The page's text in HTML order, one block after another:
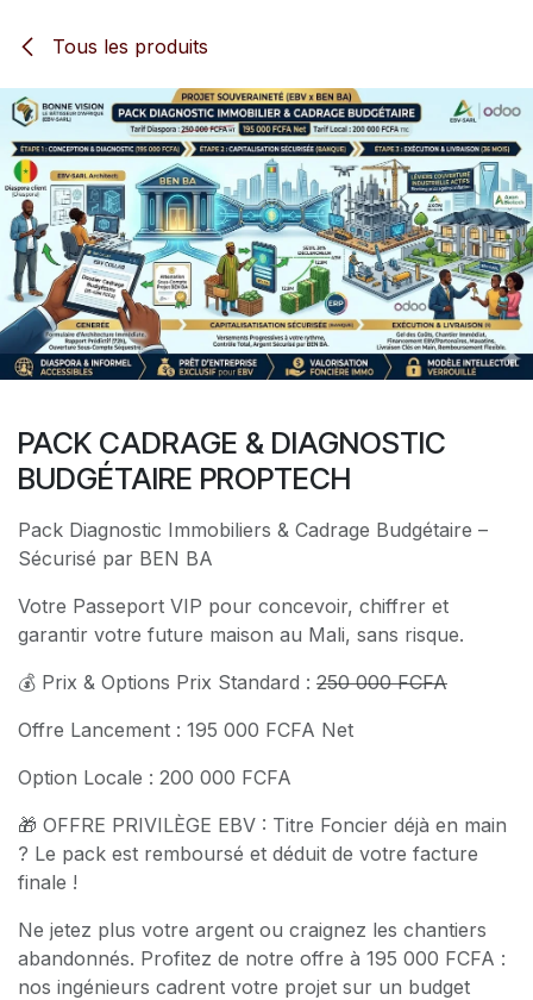
Tous les produits
PACK CADRAGE & DIAGNOSTIC
BUDGÉTAIRE PROPTECH
Pack Diagnostic Immobiliers & Cadrage Budgétaire –
Sécurisé par BEN BA
Votre Passeport VIP pour concevoir, chiffrer et
garantir votre future maison au Mali, sans risque.
💰 Prix & Options Prix Standard : 250 000 FCFA
Offre Lancement : 195 000 FCFA Net
Option Locale : 200 000 FCFA
🎁 OFFRE PRIVILÈGE EBV : Titre Foncier déjà en main
? Le pack est remboursé et déduit de votre facture
finale !
Ne jetez plus votre argent ou craignez les chantiers
abandonnés. Profitez de notre offre à 195 000 FCFA :
nos ingénieurs cadrent votre projet sur un budget